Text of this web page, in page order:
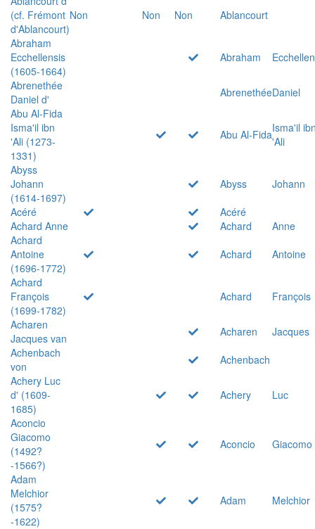
(cf. Frémont
d'Ablancourt)
Non Non Non
Ablancourt
Abraham
Ecchellensis
(1605-1664)
Abraham
Abrenethée
Daniel d'
AbrenethéeDaniel
Abu Al-Fida
Isma'il ibn
'Ali (1273-
1331)
Abu Al-FidaIsma'il
'Ali
Abyss
Johann
(1614-1697)
Abyss
Johann
Acéré
Acéré
Achard Anne
Achard
Anne
Achard
Antoine
(1696-1772)
Achard
Antoine
Achard
François
(1699-1782)
Achard
François
Acharen
Jacques van
Acharen
Jacques
Achenbach
von
Achenbach
Achery Luc
d' (1609-
1685)
Achery
Luc
Aconcio
Giacomo
(1492?
-1566?)
Aconcio Giacomo
Adam
Melchior
(1575?
-1622)
Adam Melchior